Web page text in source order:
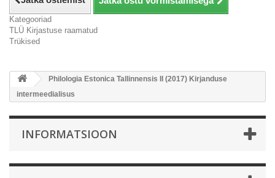
Kategooriad
TLÜ Kirjastuse raamatud
Trükised
Philologia Estonica Tallinnensis II (2017) Kirjanduse
intermeedialisus
INFORMATSIOON